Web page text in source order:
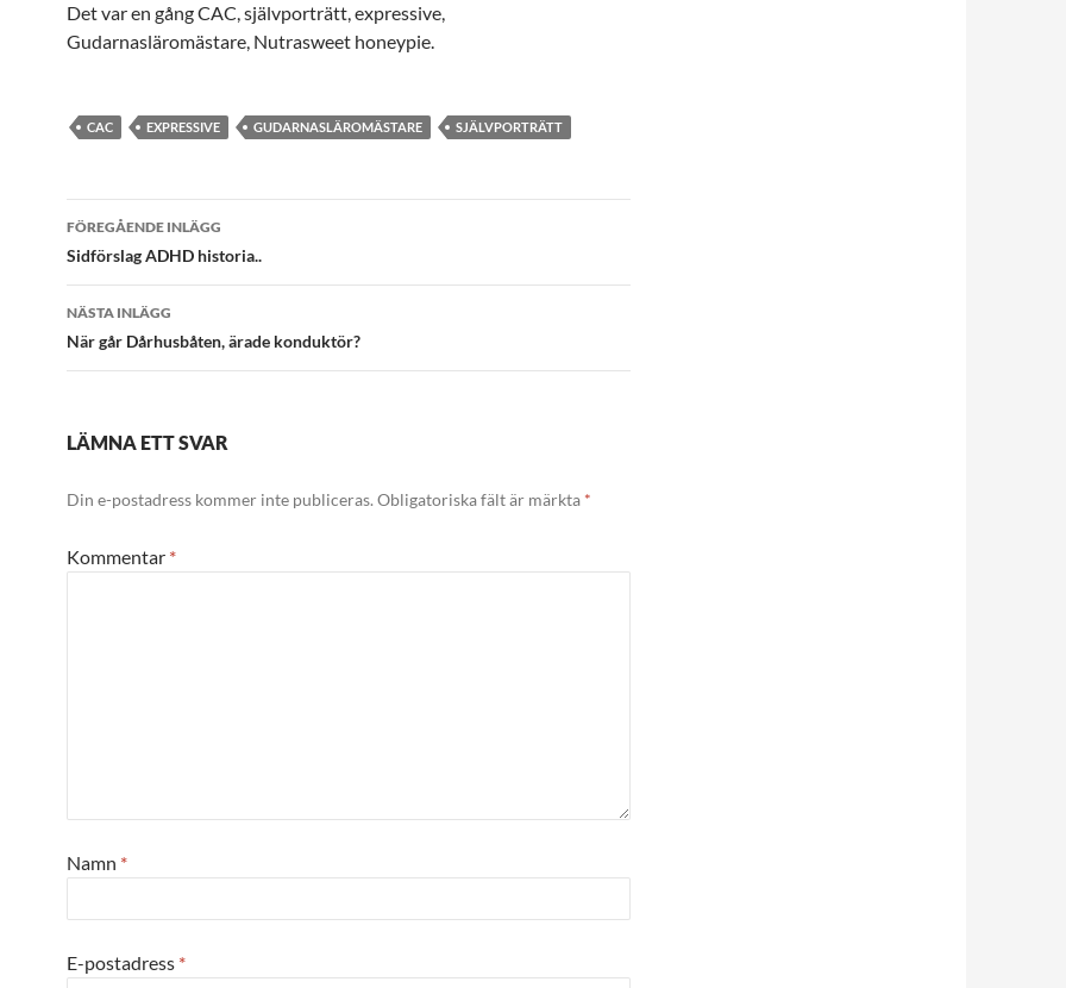
Det var en gång CAC, självporträtt, expressive,
Gudarnasläromästare, Nutrasweet honeypie.
CAC EXPRESSIVE GUDARNASLÄROMÄSTARE SJÄLVPORTRÄTT
Inläggsnavigering
FÖREGÅENDE INLÄGG
Sidförslag ADHD historia..
NÄSTA INLÄGG
När går Dårhusbåten, ärade konduktör?
LÄMNA ETT SVAR
Din e-postadress kommer inte publiceras. Obligatoriska fält är märkta *
Kommentar *
Namn *
E-postadress *